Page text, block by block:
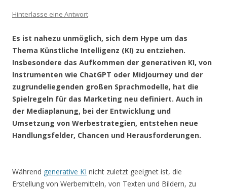
Hinterlasse eine Antwort
Es ist nahezu unmöglich, sich dem Hype um das
Thema Künstliche Intelligenz (KI) zu entziehen.
Insbesondere das Aufkommen der generativen KI, von
Instrumenten wie ChatGPT oder Midjourney und der
zugrundeliegenden großen Sprachmodelle, hat die
Spielregeln für das Marketing neu definiert. Auch in
der Mediaplanung, bei der Entwicklung und
Umsetzung von Werbestrategien, entstehen neue
Handlungsfelder, Chancen und Herausforderungen.
Während generative KI nicht zuletzt geeignet ist, die
Erstellung von Werbemitteln, von Texten und Bildern, zu